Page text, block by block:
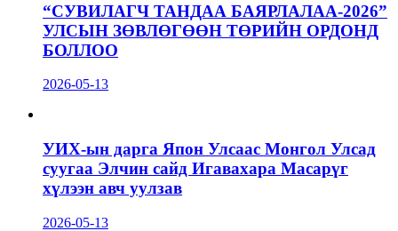
“СУВИЛАГЧ ТАНДАА БАЯРЛАЛАА-2026”
УЛСЫН ЗӨВЛӨГӨӨН ТӨРИЙН ОРДОНД
БОЛЛОО
2026-05-13
УИХ-ын дарга Япон Улсаас Монгол Улсад
суугаа Элчин сайд Игавахара Масарүг
хүлээн авч уулзав
2026-05-13